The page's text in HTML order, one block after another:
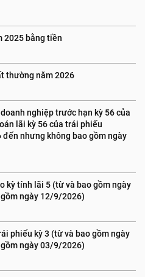
2025 bằng tiền
thường năm 2026
nghiệp trước hạn kỳ 56 của
lãi kỳ 56 của trái phiếu
nhưng không bao gồm ngày
kỳ tính lãi 5 (từ và bao gồm ngày
ngày 12/9/2026)
phiếu kỳ 3 (từ và bao gồm ngày
ngày 03/9/2026)